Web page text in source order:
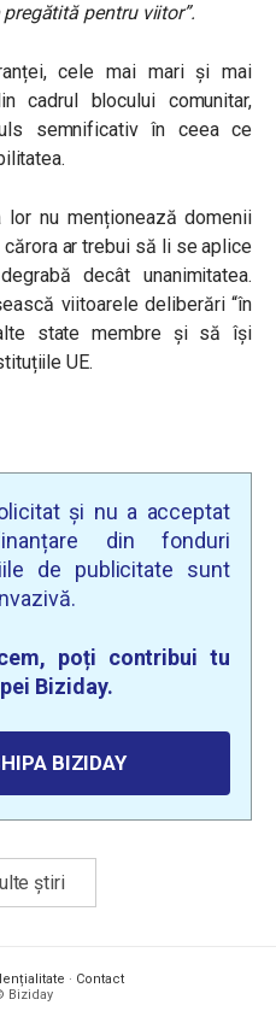
pentru viitor”.
cele mai mari și mai
cadrul blocului comunitar,
semnificativ în ceea ce
lor nu menționează domenii
ar trebui să li se aplice
decât unanimitatea.
viitoarele deliberări “în
state membre și să își
UE.
și nu a acceptat
din fonduri
de publicitate sunt
poți contribui tu
Biziday.
BIZIDAY
știri
· Contact
Biziday